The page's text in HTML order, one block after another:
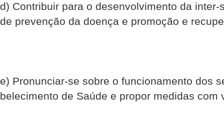
d) Contribuir para o desenvolvimento da
de prevenção da doença e promoção e
e) Pronunciar-se sobre o funcionamento dos
belecimento de Saúde e propor medidas com